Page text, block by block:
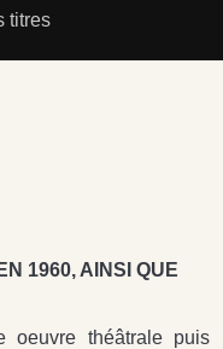
titres
1960, AINSI QUE
oeuvre théâtrale puis